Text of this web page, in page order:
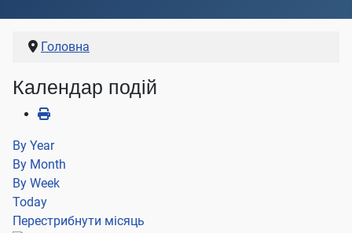
Головна
Календар подій
By Year
By Month
By Week
Today
Перестрибнути місяць